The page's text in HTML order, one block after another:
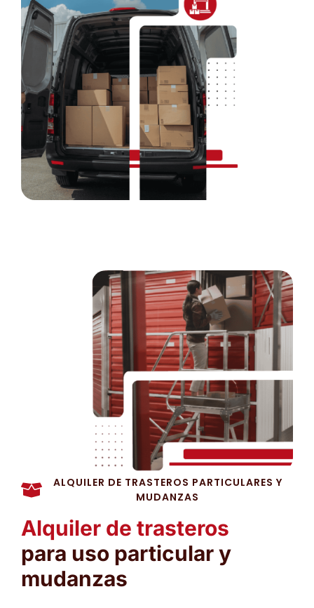
ALQUILER DE TRASTEROS PARTICULARES Y
MUDANZAS
Alquiler de trasteros
para uso particular y
mudanzas